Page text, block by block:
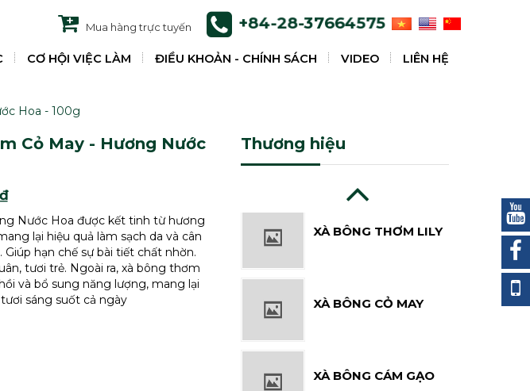
Mua hàng trực tuyến +84-28-37664575
CƠ HỘI VIỆC LÀM ĐIỀU KHOẢN - CHÍNH SÁCH VIDEO LIÊN HỆ
Hoa - 100g
Cỏ May - Hương Nước
Nước Hoa được kết tinh từ hương
lại hiệu quả làm sạch da và cân
hạn chế sự bài tiết chất nhờn.
tươi trẻ. Ngoài ra, xà bông thơm
và bổ sung năng lượng, mang lại
sáng suốt cả ngày
Thương hiệu
XÀ BÔNG HOA LÀI
XÀ BÔNG THƠM LILY